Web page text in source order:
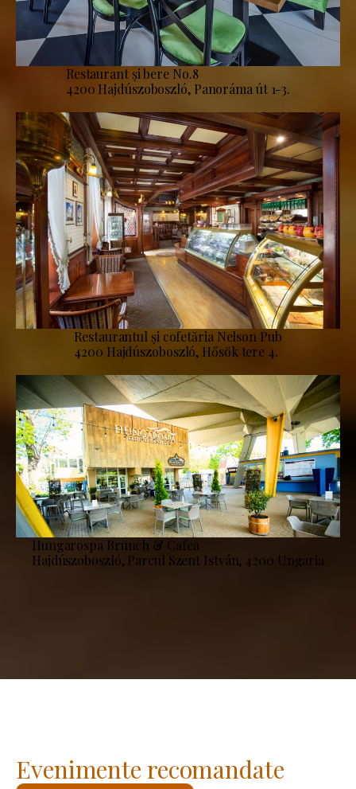
Restaurant și bere No.8
4200 Hajdúszoboszló, Panoráma út 1-3.
Restaurantul și cofetăria Nelson Pub
4200 Hajdúszoboszló, Hősök tere 4.
Hungarospa Brunch & Cafea
Hajdúszoboszló, Parcul Szent István, 4200 Ungaria
Evenimente recomandate